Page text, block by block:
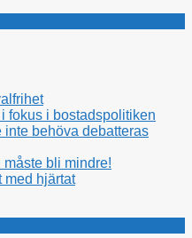
fokus i bostadspolitiken
inte behöva debatteras
bli mindre!
med hjärtat